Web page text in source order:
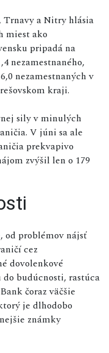
Trnavy a Nitry hlásia
miest ako
pripadá na
nezamestnaného,
nezamestnaných v
kraji.
sily v minulých
V júni sa ale
prekvapivo
zvýšil len o 179
od problémov nájsť
cez
dovolenkové
budúcnosti, rastúca
čoraz väčšie
je dlhodobo
známky